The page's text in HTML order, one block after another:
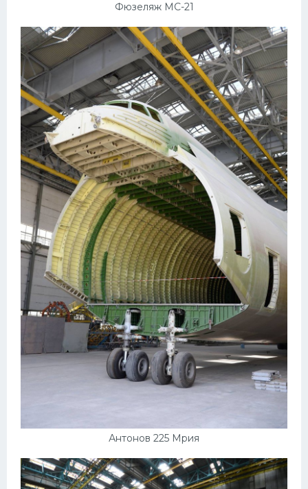
Фюзеляж МС-21
Антонов 225 Мрия
Митсубиси
Киа
Танки
Крайслер
Порше
Самолеты
Корабли
Комплектующие
Тойота
Лодки
Шкода
Вертолеты
Самокаты
Прогулочные суда
Хендай
Лимузины